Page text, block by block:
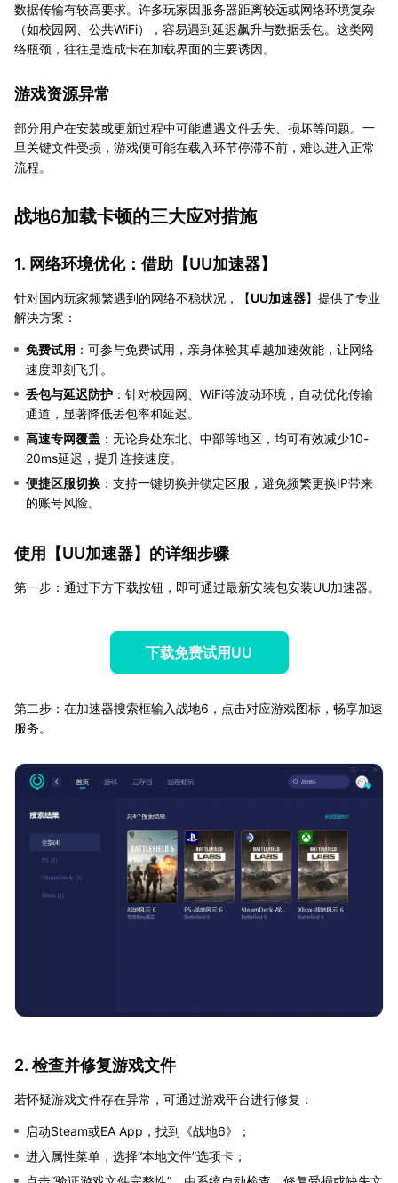
数据传输有较高要求。许多玩家因服务器距离较远或网络环境复杂
（如校园网、公共WiFi），容易遇到延迟飙升与数据丢包。这类网
络瓶颈，往往是造成卡在加载界面的主要诱因。
游戏资源异常
部分用户在安装或更新过程中可能遭遇文件丢失、损坏等问题。一
旦关键文件受损，游戏便可能在载入环节停滞不前，难以进入正常
流程。
战地6加载卡顿的三大应对措施
1. 网络环境优化：借助【UU加速器】
针对国内玩家频繁遇到的网络不稳状况，【UU加速器】提供了专业
解决方案：
免费试用 ：可参与免费试用，亲身体验其卓越加速效能，让网络
速度即刻飞升。
丢包与延迟防护 ：针对校园网、WiFi等波动环境，自动优化传输
通道，显著降低丢包率和延迟。
高速专网覆盖 ：无论身处东北、中部等地区，均可有效减少10-
20ms延迟，提升连接速度。
便捷区服切换 ：支持一键切换并锁定区服，避免频繁更换IP带来
的账号风险。
使用【UU加速器】的详细步骤
第一步：通过下方下载按钮，即可通过最新安装包安装UU加速器。
下载免费试用UU
第二步：在加速器搜索框输入战地6，点击对应游戏图标，畅享加速
服务。
2. 检查并修复游戏文件
若怀疑游戏文件存在异常，可通过游戏平台进行修复：
启动Steam或EA App，找到《战地6》；
进入属性菜单，选择“本地文件”选项卡；